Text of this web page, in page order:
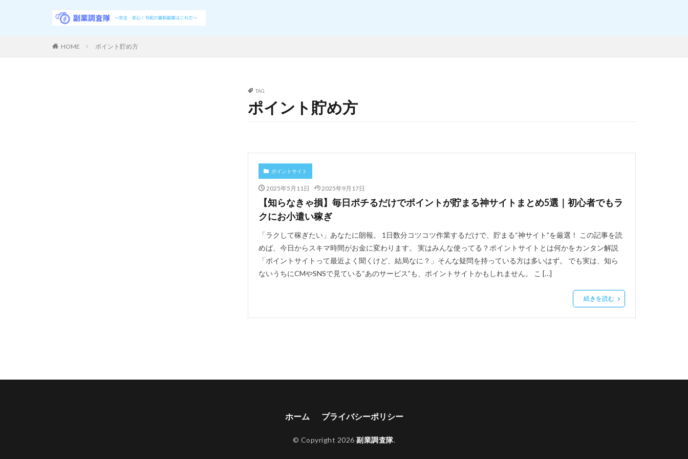
HOME ポイント貯め方
TAG
ポイント貯め方
ポイントサイト
2025年5月11日 2025年9月17日
【知らなきゃ損】毎日ポチるだけでポイントが貯まる神サイトまとめ5選｜初心者でもラ
クにお小遣い稼ぎ
「ラクして稼ぎたい」あなたに朗報。 1日数分コツコツ作業するだけで、貯まる“神サイト”を厳選！ この記事を読
めば、今日からスキマ時間がお金に変わります。 実はみんな使ってる？ポイントサイトとは何かをカンタン解説
「ポイントサイトって最近よく聞くけど、結局なに？」そんな疑問を持っている方は多いはず。 でも実は、知ら
ないうちにCMやSNSで見ている“あのサービス”も、ポイントサイトかもしれません。 こ […]
続きを読む
ホーム プライバシーポリシー
© Copyright 2026副業調査隊.